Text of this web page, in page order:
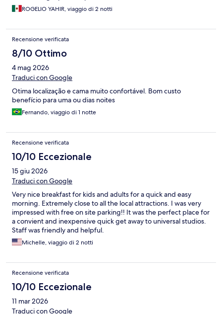
ROGELIO YAHIR, viaggio di 2 notti
Recensione verificata
8/10 Ottimo
4 mag 2026
Traduci con Google
Otima localização e cama muito confortável. Bom custo
benefício para uma ou dias noites
Fernando, viaggio di 1 notte
Recensione verificata
10/10 Eccezionale
15 giu 2026
Traduci con Google
Very nice breakfast for kids and adults for a quick and easy
morning. Extremely close to all the local attractions. I was very
impressed with free on site parking!! It was the perfect place for
a convient and inexpensive quick get away to universal studios.
Staff was friendly and helpful.
Michelle, viaggio di 2 notti
Recensione verificata
10/10 Eccezionale
11 mar 2026
Traduci con Google